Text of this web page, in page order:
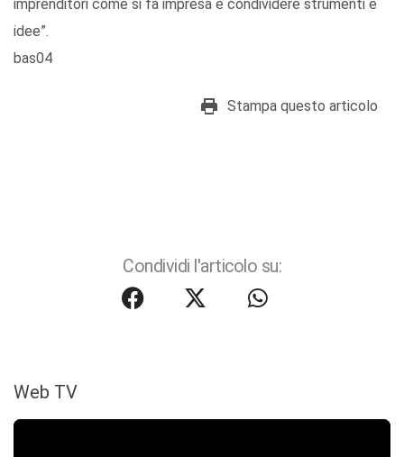
imprenditori come si fa impresa e condividere strumenti e
idee”.
bas04
Stampa questo articolo
Condividi l'articolo su:
Web TV